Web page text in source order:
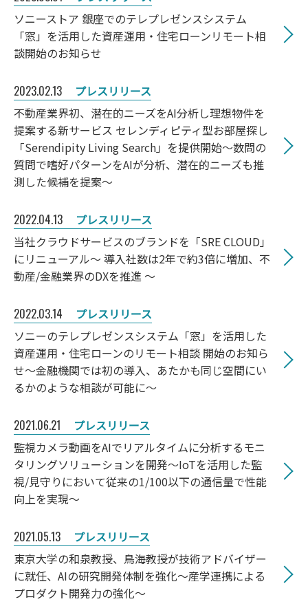
ソニーストア 銀座でのテレプレゼンスシステム
「窓」を活用した資産運用・住宅ローンリモート相
談開始のお知らせ
2023.02.13
プレスリリース
不動産業界初、潜在的ニーズをAI分析し理想物件を
提案する新サービス セレンディピティ型お部屋探し
「Serendipity Living Search」を提供開始～数問の
質問で嗜好パターンをAIが分析、潜在的ニーズも推
測した候補を提案～
2022.04.13
プレスリリース
当社クラウドサービスのブランドを「SRE CLOUD」
にリニューアル～ 導入社数は2年で約3倍に増加、不
動産/金融業界のDXを推進 ～
2022.03.14
プレスリリース
ソニーのテレプレゼンスシステム「窓」を活用した
資産運用・住宅ローンのリモート相談 開始のお知ら
せ～金融機関では初の導入、あたかも同じ空間にい
るかのような相談が可能に～
2021.06.21
プレスリリース
監視カメラ動画をAIでリアルタイムに分析するモニ
タリングソリューションを開発～IoTを活用した監
視/見守りにおいて従来の1/100以下の通信量で性能
向上を実現～
2021.05.13
プレスリリース
東京大学の和泉教授、鳥海教授が技術アドバイザー
に就任、AIの研究開発体制を強化～産学連携による
プロダクト開発力の強化～